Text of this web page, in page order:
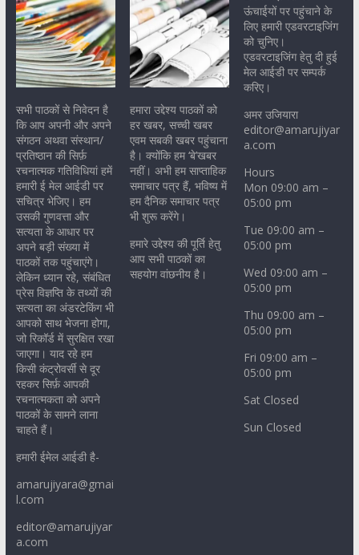
सभी पाठकों से निवेदन है
कि आप अपनी और अपने
संगठन अथवा संस्थान/
प्रतिष्ठान की सिर्फ़
रचनात्मक गतिविधियां हमें
हमारी ई मेल आईडी पर
सचित्र भेजिए। हम
उसकी गुणवत्ता और
सत्यता के आधार पर
अपने बड़ी संख्या में
पाठकों तक पहुंचाएंगे।
लेकिन ध्यान रहे, संबंधित
प्रेस विज्ञप्ति के तथ्यों की
सत्यता का अंडरटेकिंग भी
आपको साथ भेजना होगा,
जो रिकॉर्ड में सुरक्षित रखा
जाएगा। याद रहे हम
किसी कंट्रोवर्सी से दूर
रहकर सिर्फ़ आपकी
रचनात्मकता को अपने
पाठकों के सामने लाना
चाहते हैं।
हमारी ईमेल आईडी है-
amarujiyara@gmai
l.com
editor@amarujiyar
a.com
हमारा उद्देश्य पाठकों को
हर खबर, सच्ची खबर
एवम सबकी खबर पहुंचाना
है। क्योंकि हम ‘बे’खबर
नहीं। अभी हम साप्ताहिक
समाचार पत्र हैं, भविष्य में
हम दैनिक समाचार पत्र
भी शुरू करेंगे।
हमारे उद्देश्य की पूर्ति हेतु
आप सभी पाठकों का
सहयोग वांछनीय है।
ऊंचाईयों पर पहुंचाने के
लिए हमारी एडवरटाइजिंग
को चुनिए।
एडवरटाइजिंग हेतु दी हुई
मेल आईडी पर सम्पर्क
करिए।
अमर उजियारा
editor@amarujiyar
a.com
Hours
Mon 09:00 am –
05:00 pm
Tue 09:00 am –
05:00 pm
Wed 09:00 am –
05:00 pm
Thu 09:00 am –
05:00 pm
Fri 09:00 am –
05:00 pm
Sat Closed
Sun Closed